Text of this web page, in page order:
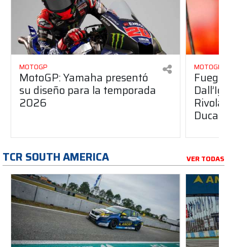
MOTOGP
MotoGP: Yamaha presentó
su diseño para la temporada
2026
MOTOGP
Ducati
TCR SOUTH AMERICA VER TODAS